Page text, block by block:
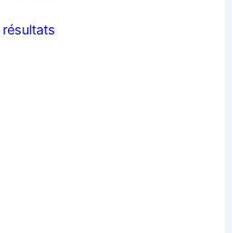
résultats